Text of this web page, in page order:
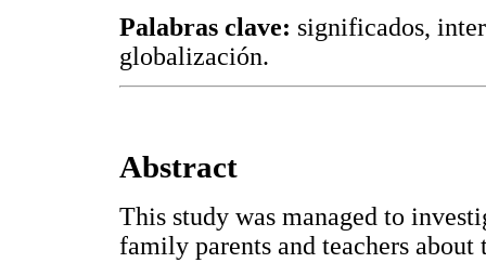
Palabras clave: significados,
globalización.
Abstract
This study was managed to
family parents and teachers